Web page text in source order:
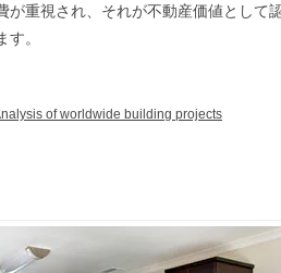
が重視され、それが不動産価値として
。
of worldwide building projects